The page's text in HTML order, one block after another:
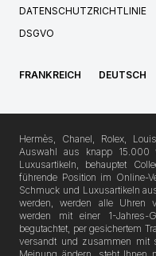
DATENSCHUTZRICHTLINIE
DSGVO
FRANKREICH DEUTSCH
Hermès, Chanel, Rolex,
Auswahl aus knapp 15.000
Luxusartikeln, behauptet
führende Position im Online-
Schmuck und Luxusartikeln
werden, werden alle Uhren
werden mit einer 1-Jahres-
begutachtet, per gesichertem
versandt und zusammen mit